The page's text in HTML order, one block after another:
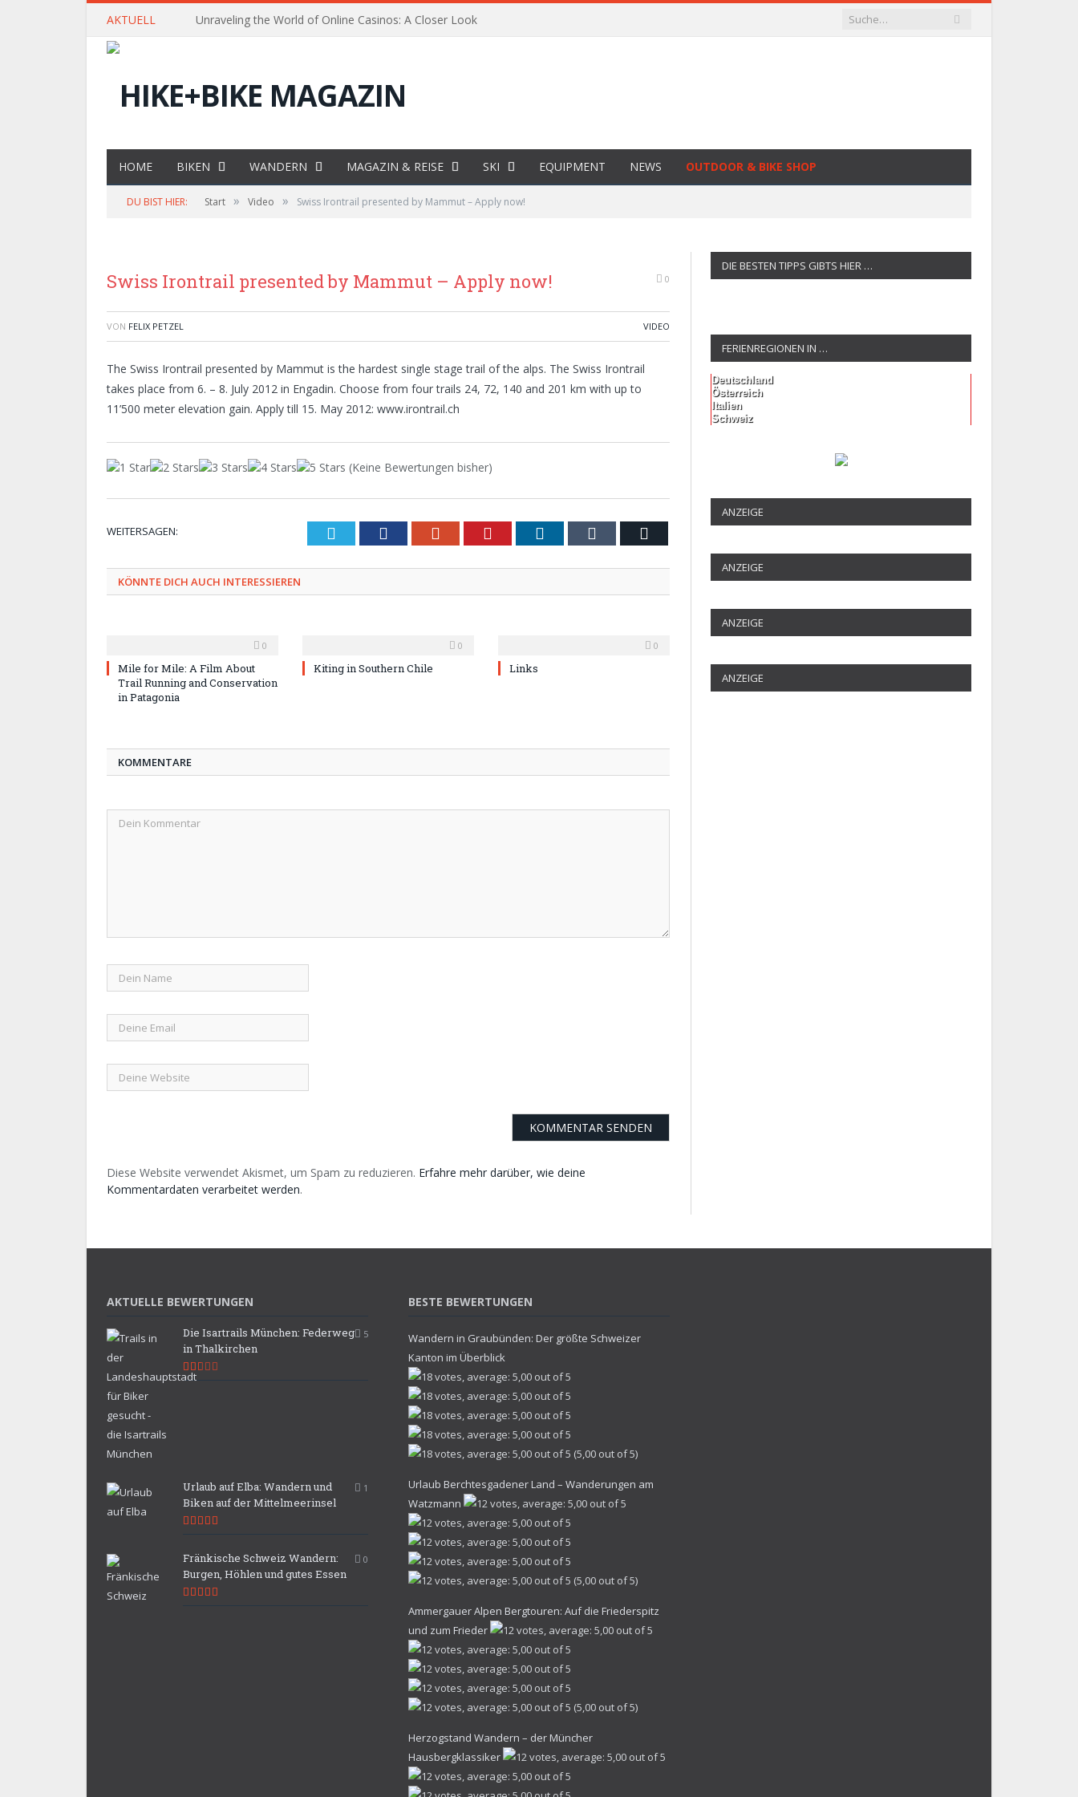
AKTUELL Unraveling the World of Online Casinos: A Closer Look
HOME BIKEN WANDERN MAGAZIN & REISE SKI EQUIPMENT NEWS OUTDOOR & BIKE SHOP
DU BIST HIER: Start » Video » Swiss Irontrail presented by Mammut – Apply now!
Swiss Irontrail presented by Mammut – Apply now! 0
VON FELIX PETZEL VIDEO
The Swiss Irontrail presented by Mammut is the hardest single stage trail of the alps. The Swiss Irontrail
takes place from 6. – 8. July 2012 in Engadin. Choose from four trails 24, 72, 140 and 201 km with up to
11’500 meter elevation gain. Apply till 15. May 2012: www.irontrail.ch
(Keine Bewertungen bisher)
WEITERSAGEN: Twitter Facebook Google+ Pinterest LinkedIn Tumblr
KÖNNTE DICH AUCH INTERESSIEREN
0
Mile for Mile: A Film About
Trail Running and Conservation
in Patagonia
0
Kiting in Southern Chile
0
Links
KOMMENTARE
Diese Website verwendet Akismet, um Spam zu reduzieren. Erfahre mehr darüber, wie deine
Kommentardaten verarbeitet werden.
DIE BESTEN TIPPS GIBTS HIER …
FERIENREGIONEN IN …
Deutschland
Österreich
Italien
Schweiz
ANZEIGE
ANZEIGE
ANZEIGE
ANZEIGE
AKTUELLE BEWERTUNGEN
5
Die Isartrails München: Federweg
in Thalkirchen
1
Urlaub auf Elba: Wandern und
Biken auf der Mittelmeerinsel
0
Fränkische Schweiz Wandern:
Burgen, Höhlen und gutes Essen
BESTE BEWERTUNGEN
Wandern in Graubünden: Der größte Schweizer
Kanton im Überblick
(5,00 out of 5)
Urlaub Berchtesgadener Land – Wanderungen am
Watzmann
(5,00 out of 5)
Ammergauer Alpen Bergtouren: Auf die Friederspitz
und zum Frieder
(5,00 out of 5)
Herzogstand Wandern – der Müncher
Hausbergklassiker